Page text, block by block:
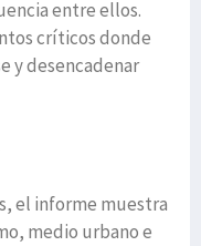
entre ellos.
críticos donde
y desencadenar
el informe muestra
medio urbano e